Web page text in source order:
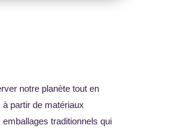
notre planète tout en
partir de matériaux
traditionnels qui